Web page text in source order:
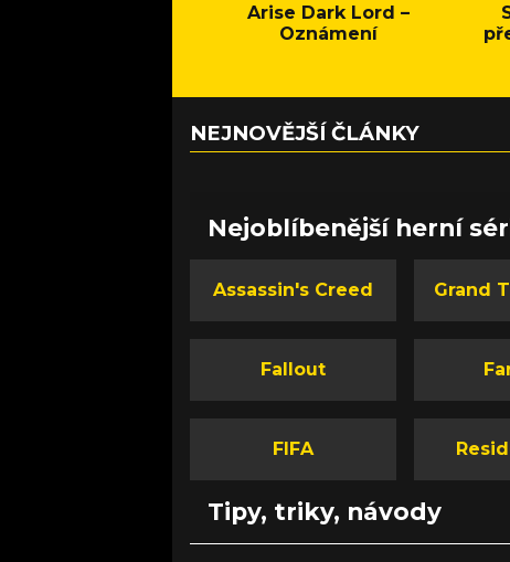
Arise Dark Lord –
Oznámení
NEJNOVĚJŠÍ ČLÁNKY
Nejoblíbenější herní
Assassin's Creed Grand
Fallout
FIFA
Tipy, triky, návody